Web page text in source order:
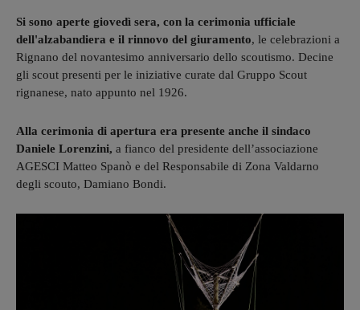
Si sono aperte giovedì sera, con la cerimonia ufficiale
dell'alzabandiera e il rinnovo del giuramento, le celebrazioni a
Rignano del novantesimo anniversario dello scoutismo. Decine
gli scout presenti per le iniziative curate dal Gruppo Scout
rignanese, nato appunto nel 1926.
Alla cerimonia di apertura era presente anche il sindaco
Daniele Lorenzini, a fianco del presidente dell’associazione
AGESCI Matteo Spanò e del Responsabile di Zona Valdarno
degli scouto, Damiano Bondi.